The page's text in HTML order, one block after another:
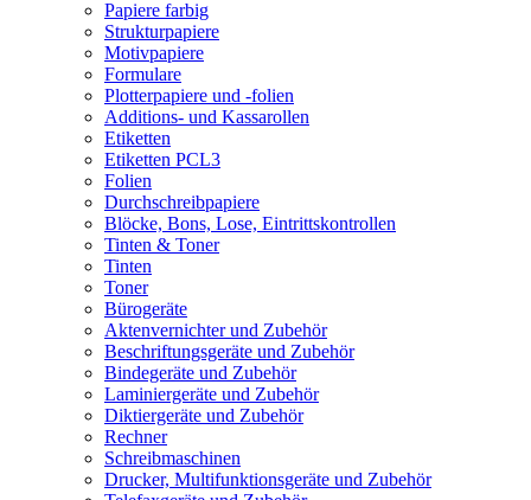
Papiere farbig
Strukturpapiere
Motivpapiere
Formulare
Plotterpapiere und -folien
Additions- und Kassarollen
Etiketten
Etiketten PCL3
Folien
Durchschreibpapiere
Blöcke, Bons, Lose, Eintrittskontrollen
Tinten & Toner
Tinten
Toner
Bürogeräte
Aktenvernichter und Zubehör
Beschriftungsgeräte und Zubehör
Bindegeräte und Zubehör
Laminiergeräte und Zubehör
Diktiergeräte und Zubehör
Rechner
Schreibmaschinen
Drucker, Multifunktionsgeräte und Zubehör